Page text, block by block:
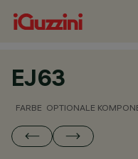
EJ63
FARBE OPTIONALE